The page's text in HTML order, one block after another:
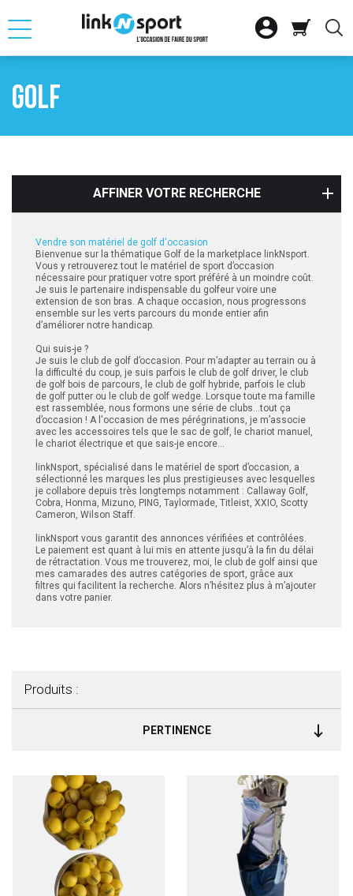

ACCESSOIRES
 SKI NORDIQUE
SNOWBOARD

SAC
CHARIOT

MUSCULATION
VELO DE ROUTE
VELO URBAIN ET
VELO ENFANT

BATEAU
GLISSE
DE COMBAT
GOLF
AFFINER VOTRE RECHERCHE
Vendre son matériel de golf d'occasion
Bienvenue sur la thématique Golf de la marketplace linkNsport.
Vous y retrouverez tout le matériel de sport d’occasion
nécessaire pour pratiquer votre sport préféré à un moindre coût.
Je suis le partenaire indispensable du golfeur voire une
extension de son bras. A chaque occasion, nous progressons
ensemble sur les verts parcours du monde entier afin
d’améliorer notre handicap.
Qui suis-je ?
Je suis le club de golf d’occasion. Pour m’adapter au terrain ou à
la difficulté du coup, je suis parfois le club de golf driver, le club
de golf bois de parcours, le club de golf hybride, parfois le club
de golf putter ou le club de golf wedge. Lorsque toute ma famille
est rassemblée, nous formons une série de clubs...tout ça
d’occasion ! A l'occasion de mes pérégrinations, je m’associe
avec les accessoires tels que le sac de golf, le chariot manuel,
le chariot électrique et que sais-je encore…
linkNsport, spécialisé dans le matériel de sport d’occasion, a
sélectionné les marques les plus prestigieuses avec lesquelles
je collabore depuis très longtemps notamment : Callaway Golf,
Cobra, Honma, Mizuno, PING, Taylormade, Titleist, XXIO, Scotty
Cameron, Wilson Staff.
linkNsport vous garantit des annonces vérifiées et contrôlées.
Le paiement est quant à lui mis en attente jusqu’à la fin du délai
de rétractation. Vous me trouverez, moi, le club de golf ainsi que
mes camarades des autres catégories de sport, grâce aux
filtres qui facilitent la recherche. Alors n’hésitez plus à m’ajouter
dans votre panier.
Produits :
PERTINENCE